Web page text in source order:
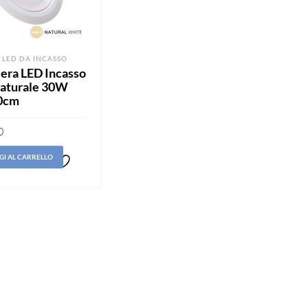
LED DA INCASSO
LED Incasso
30W
AL CARRELLO